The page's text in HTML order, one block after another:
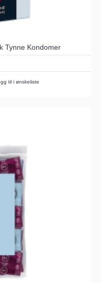
Tynne Kondomer
til i ønskeliste